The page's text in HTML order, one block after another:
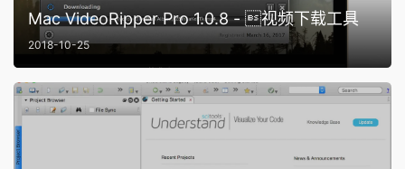
Mac VideoRipper Pro 1.0.8 - 视频下载工具
2018-10-25